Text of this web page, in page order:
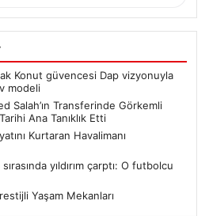
Konut güvencesi Dap vizyonuyla
modeli
Salah’ın Transferinde Görkemli
Ana Tanıklık Etti
Kurtaran Havalimanı
yıldırım çarptı: O futbolcu
Yaşam Mekanları